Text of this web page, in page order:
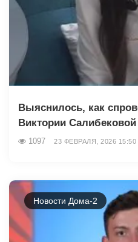
Выяснилось, как
Виктории
1097 23 ФЕВРАЛЯ, 2026 15:50
Новости Дома-2